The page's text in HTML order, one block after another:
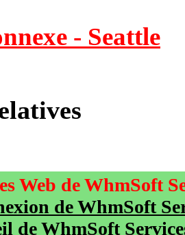
- Seattle
Web de WhmSoft
de WhmSoft
de WhmSoft